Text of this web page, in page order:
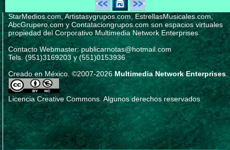
StarMedios.com, Artistasygrupos.com, EstrellasMusicales.com,
AbcGrupero.com y Contataciongrupos.com son espacios virtuales
propiedad del Corporativo Multimedia Network Enterprises
Contacto Webmaster: publicarnotas@hotmail.com
Tels. (951)3169203 y (551)0153936
Creado en México. ©2007-2026Multimedia Network Enterprises
Licencia Creative Commons. Algunos derechos reservados